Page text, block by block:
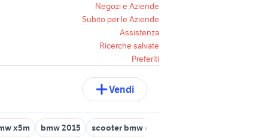
Negozi e Aziende
Subito per le Aziende
Assistenza
Ricerche salvate
Preferiti
Vendi
x5m bmw 2015 scooter bmw elettrico